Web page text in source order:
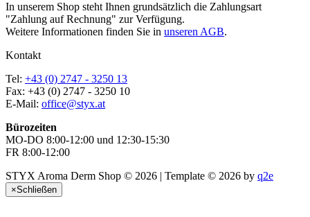
In unserem Shop steht Ihnen grundsätzlich die Zahlungsart
"Zahlung auf Rechnung" zur Verfügung.
Weitere Informationen finden Sie in unseren AGB.
Kontakt
Tel: +43 (0) 2747 - 3250 13
Fax: +43 (0) 2747 - 3250 10
E-Mail: office@styx.at
Bürozeiten
MO-DO 8:00-12:00 und 12:30-15:30
FR 8:00-12:00
STYX Aroma Derm Shop © 2026 | Template © 2026 by q2e
×Schließen